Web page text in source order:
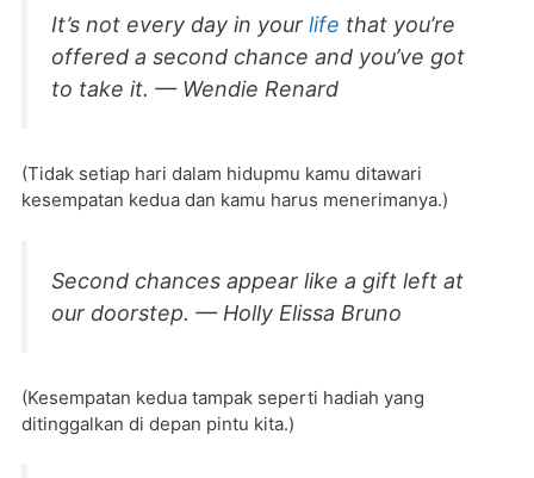
It’s not every day in your life that you’re
offered a second chance and you’ve got
to take it. — Wendie Renard
(Tidak setiap hari dalam hidupmu kamu ditawari
kesempatan kedua dan kamu harus menerimanya.)
Second chances appear like a gift left at
our doorstep. — Holly Elissa Bruno
(Kesempatan kedua tampak seperti hadiah yang
ditinggalkan di depan pintu kita.)